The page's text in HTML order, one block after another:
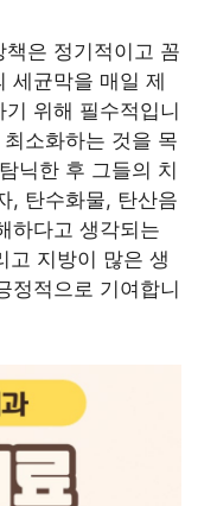
은 정기적이고 꼼
세균막을 매일 제
위해 필수적입니
소화하는 것을 목
닉한 후 그들의 치
, 탄수화물, 탄산음
하다고 생각되는
고 지방이 많은 생
정적으로 기여합니